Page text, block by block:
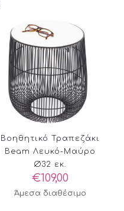
Βοηθητικό Τραπεζάκι
Beam Λευκό-Μαύρο
Ø32 εκ.
€109,00
Άμεσα διαθέσιμο